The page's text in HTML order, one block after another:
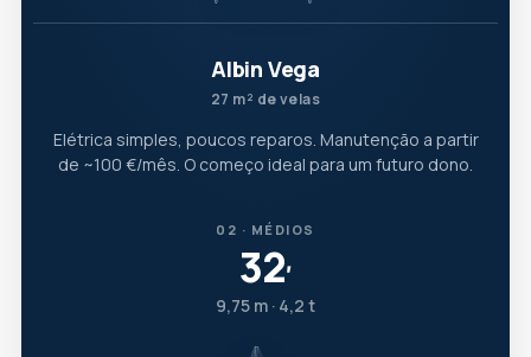
Albin Vega
27 m² de velas
Elétrica simples, poucos reparos. Manutenção a partir
de ~100 €/mês. O começo ideal para um futuro dono.
02 · MÉDIOS
32′
9,75 m · 4,2 t